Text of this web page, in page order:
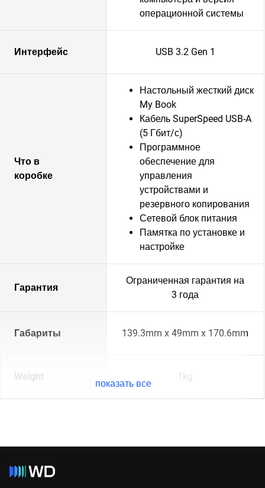
операционной системы
Интерфейс USB 3.2 Gen 1
Что в
коробке
Настольный жесткий диск
My Book
Кабель SuperSpeed USB-A
(5 Гбит/с)
Программное
обеспечение для
управления
устройствами и
резервного копирования
Сетевой блок питания
Памятка по установке и
настройке
Гарантия
Ограниченная гарантия на
3 года
Габариты 139.3mm x 49mm x 170.6mm
Weight 1kg
показать все